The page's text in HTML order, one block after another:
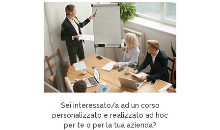
Sei interessato/a ad un corso
personalizzato e realizzato ad hoc
per te o per la tua azienda?